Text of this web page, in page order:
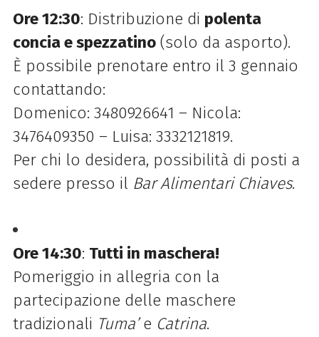
Ore 12:30: Distribuzione di polenta
concia e spezzatino(solo da asporto).
È possibile prenotare entro il 3 gennaio
contattando:
Domenico: 3480926641 – Nicola:
3476409350 – Luisa: 3332121819.
Per chi lo desidera, possibilità di posti a
sedere presso il Bar Alimentari Chiaves.
Ore 14:30: Tutti in maschera!
Pomeriggio in allegria con la
partecipazione delle maschere
tradizionali Tuma’e Catrina.